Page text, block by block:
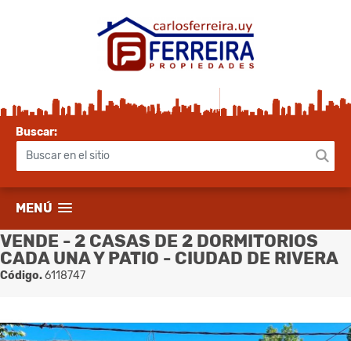
Buscar:
MENÚ
VENDE - 2 CASAS DE 2 DORMITORIOS
CADA UNA Y PATIO - CIUDAD DE RIVERA
Código.6118747